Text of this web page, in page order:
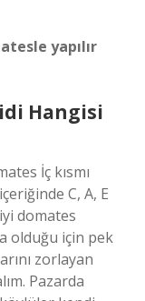
yapılır
Hangisi
İç kısmı
C, A, E
domates
olduğu için pek
zorlayan
Pazarda